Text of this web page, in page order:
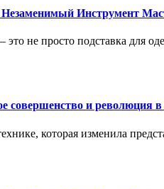
Инструмент
не просто подставка для
совершенство и революция в
которая изменила